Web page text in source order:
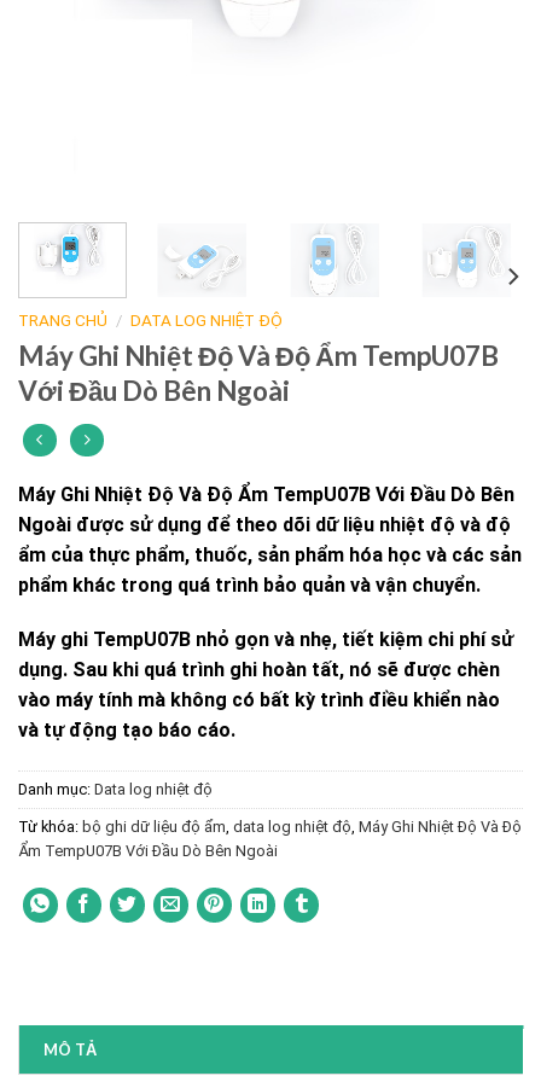
TRANG CHỦ / DATA LOG NHIỆT ĐỘ
Máy Ghi Nhiệt Độ Và Độ Ẩm TempU07B
Với Đầu Dò Bên Ngoài
Máy Ghi Nhiệt Độ Và Độ Ẩm TempU07B Với Đầu Dò Bên
Ngoài được sử dụng để theo dõi dữ liệu nhiệt độ và độ
ẩm của thực phẩm, thuốc, sản phẩm hóa học và các sản
phẩm khác trong quá trình bảo quản và vận chuyển.
Máy ghi TempU07B nhỏ gọn và nhẹ, tiết kiệm chi phí sử
dụng. Sau khi quá trình ghi hoàn tất, nó sẽ được chèn
vào máy tính mà không có bất kỳ trình điều khiển nào
và tự động tạo báo cáo.
Danh mục: Data log nhiệt độ
Từ khóa: bộ ghi dữ liệu độ ẩm, data log nhiệt độ, Máy Ghi Nhiệt Độ Và Độ
Ẩm TempU07B Với Đầu Dò Bên Ngoài
MÔ TẢ